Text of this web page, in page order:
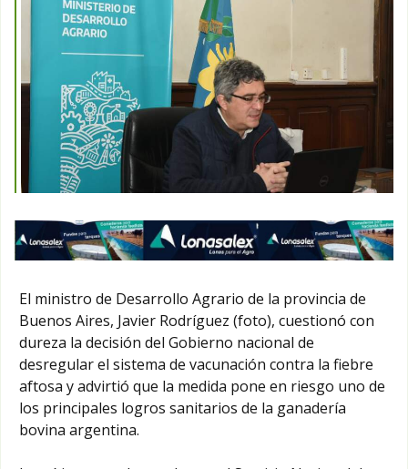
El ministro de Desarrollo Agrario de la provincia de
Buenos Aires, Javier Rodríguez (foto), cuestionó con
dureza la decisión del Gobierno nacional de
desregular el sistema de vacunación contra la fiebre
aftosa y advirtió que la medida pone en riesgo uno de
los principales logros sanitarios de la ganadería
bovina argentina.